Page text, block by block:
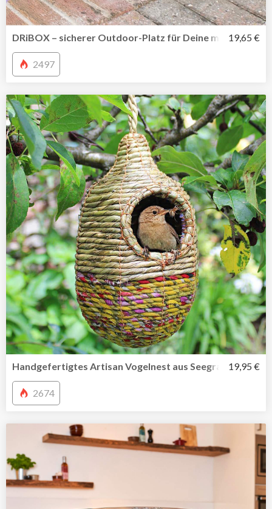
DRiBOX – sicherer Outdoor-Platz für Deine mobile19,65 €
2497
Handgefertigtes Artisan Vogelnest aus Seegras und19,95 €
2674